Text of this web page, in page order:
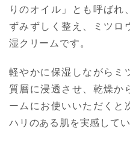
りのオイル」とも呼ばれ
ずみずしく整え、ミツロ
湿クリームです。
軽やかに保湿しながらミ
質層に浸透させ、乾燥か
ームにお使いいただくと
ハリのある肌を実感してい